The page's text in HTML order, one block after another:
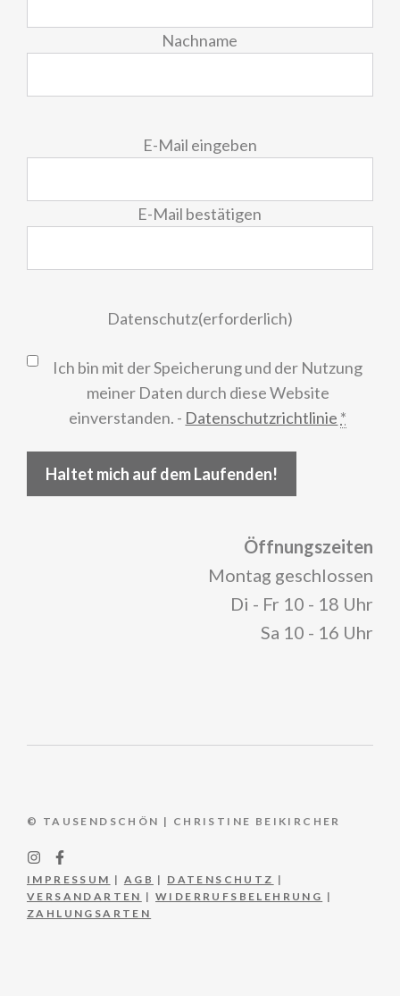
Nachname
E-Mail eingeben
E-Mail bestätigen
Datenschutz(erforderlich)
Ich bin mit der Speicherung und der Nutzung
meiner Daten durch diese Website
einverstanden. - Datenschutzrichtlinie *
Haltet mich auf dem Laufenden!
Öffnungszeiten
Montag geschlossen
Di - Fr 10 - 18 Uhr
Sa 10 - 16 Uhr
© TAUSENDSCHÖN | CHRISTINE BEIKIRCHER
IMPRESSUM | AGB | DATENSCHUTZ |
VERSANDARTEN |WIDERRUFSBELEHRUNG |
ZAHLUNGSARTEN